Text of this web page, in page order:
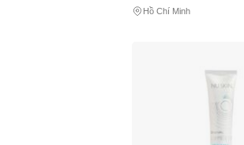
Hồ Chí Minh